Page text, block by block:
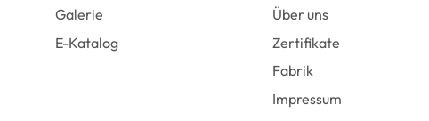
Galerie
E-Katalog
Über uns
Zertifikate
Fabrik
Impressum